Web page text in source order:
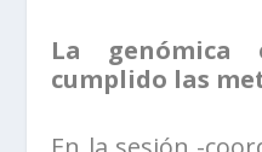
La genómica
cumplido las